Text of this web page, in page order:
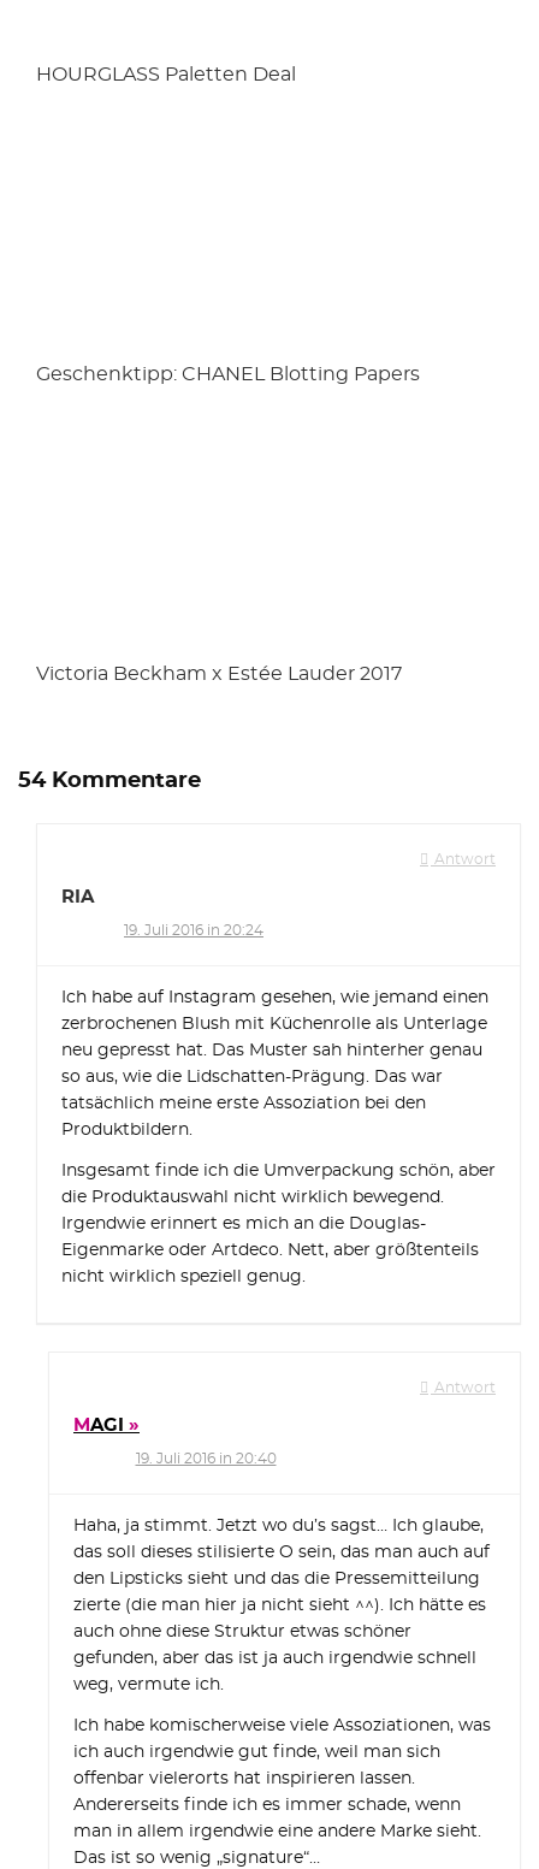
HOURGLASS Paletten Deal
Geschenktipp: CHANEL Blotting Papers
Victoria Beckham x Estée Lauder 2017
54 Kommentare
Antwort
RIA
19. Juli 2016 in 20:24
Ich habe auf Instagram gesehen, wie jemand einen
zerbrochenen Blush mit Küchenrolle als Unterlage
neu gepresst hat. Das Muster sah hinterher genau
so aus, wie die Lidschatten-Prägung. Das war
tatsächlich meine erste Assoziation bei den
Produktbildern.
Insgesamt finde ich die Umverpackung schön, aber
die Produktauswahl nicht wirklich bewegend.
Irgendwie erinnert es mich an die Douglas-
Eigenmarke oder Artdeco. Nett, aber größtenteils
nicht wirklich speziell genug.
Antwort
MAGI
19. Juli 2016 in 20:40
Haha, ja stimmt. Jetzt wo du’s sagst… Ich glaube,
das soll dieses stilisierte O sein, das man auch auf
den Lipsticks sieht und das die Pressemitteilung
zierte (die man hier ja nicht sieht ^^). Ich hätte es
auch ohne diese Struktur etwas schöner
gefunden, aber das ist ja auch irgendwie schnell
weg, vermute ich.
Ich habe komischerweise viele Assoziationen, was
ich auch irgendwie gut finde, weil man sich
offenbar vielerorts hat inspirieren lassen.
Andererseits finde ich es immer schade, wenn
man in allem irgendwie eine andere Marke sieht.
Das ist so wenig „signature“…